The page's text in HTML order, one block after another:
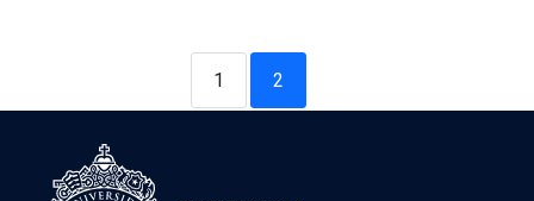
1 2